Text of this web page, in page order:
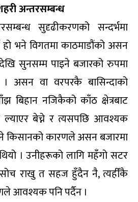
अन्तरसम्बन्ध
सुदृढीकरणको सन्दर्भमा
भने विगतमा काठमाडौंको असन
सुनसम्म पाइने बजारको रुपमा
। असन वा वरपरकै बासिन्दाको
बिहान नजिकैको काँठ क्षेत्रबाट
ल्याएर बेच्ने र त्यसपछि आवश्यक
किसानको कारणले असन बजारमा
। उनीहरूको लागि महँगो सटर
सोच राखु त सहज हुँदैन नै, त्यहीँकै
आवश्यक पनि पर्दैन ।